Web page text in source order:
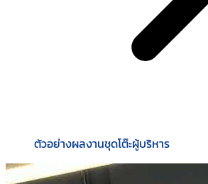
ตัวอย่างผลงานชุดโต๊ะผู้บริหาร